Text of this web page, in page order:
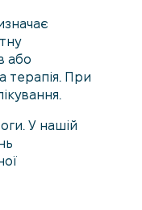
або
терапія. При
У нашій